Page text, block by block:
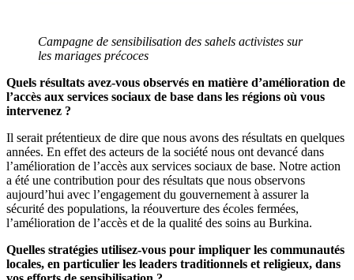
Campagne de sensibilisation des sahels activistes sur
les mariages précoces
Quels résultats avez-vous observés en matière d’amélioration de
l’accès aux services sociaux de base dans les régions où vous
intervenez ?
Il serait prétentieux de dire que nous avons des résultats en quelques
années. En effet des acteurs de la société nous ont devancé dans
l’amélioration de l’accès aux services sociaux de base. Notre action
a été une contribution pour des résultats que nous observons
aujourd’hui avec l’engagement du gouvernement à assurer la
sécurité des populations, la réouverture des écoles fermées,
l’amélioration de l’accès et de la qualité des soins au Burkina.
Quelles stratégies utilisez-vous pour impliquer les communautés
locales, en particulier les leaders traditionnels et religieux, dans